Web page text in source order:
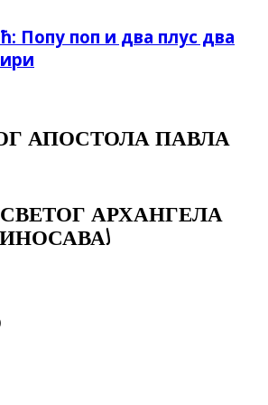
Попу поп и два плус два
АПОСТОЛА ПАВЛА
АРХАНГЕЛА